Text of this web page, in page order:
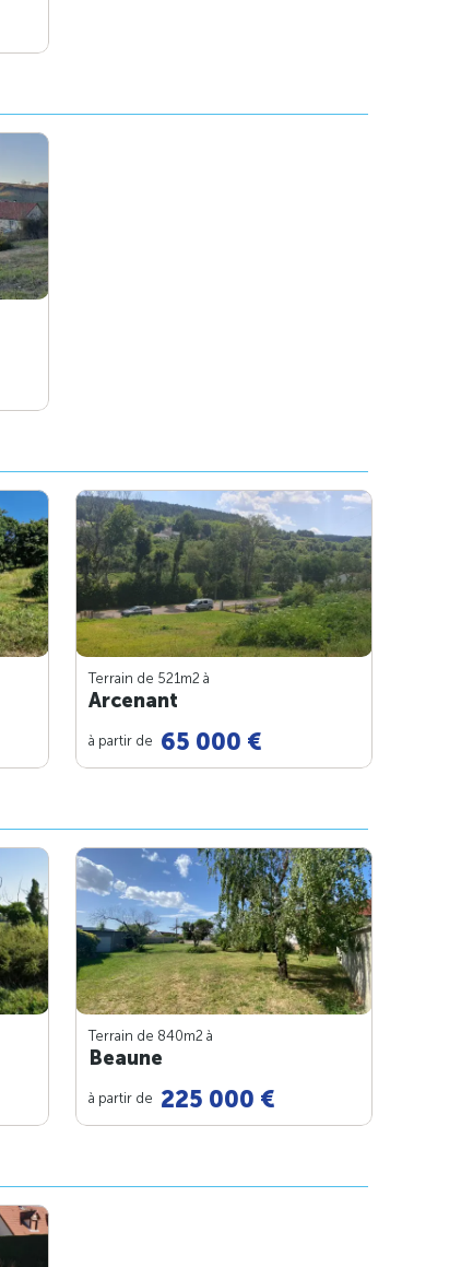
Terrain de 521m2 à
Arcenant
à partir de 65 000 €
Terrain de 840m2 à
Beaune
à partir de 225 000 €